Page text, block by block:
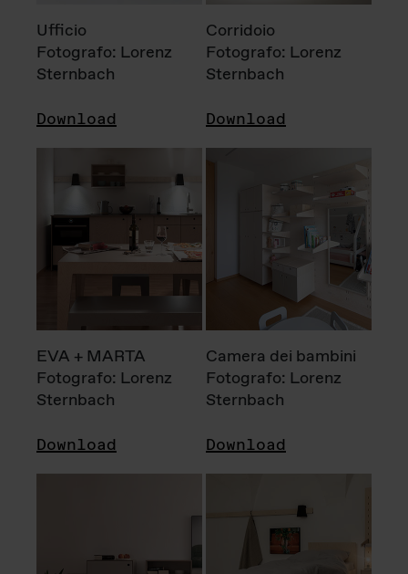
Ufficio
Fotografo: Lorenz
Sternbach
Download
Corridoio
Fotografo: Lorenz
Sternbach
Download
EVA + MARTA
Fotografo: Lorenz
Sternbach
Download
Camera dei bambini
Fotografo: Lorenz
Sternbach
Download